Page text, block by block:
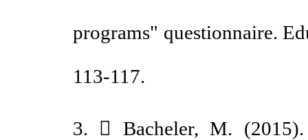
programs" questionnaire.
113-117.
3.  Bacheler, M.